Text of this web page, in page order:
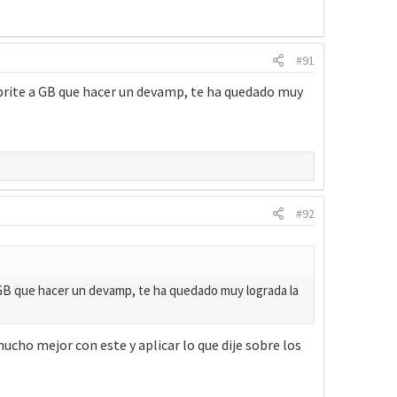
#91
a GB que hacer un devamp, te ha quedado muy
#92
que hacer un devamp, te ha quedado muy lograda la
mejor con este y aplicar lo que dije sobre los